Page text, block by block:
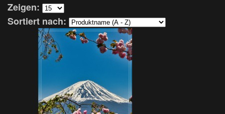
Zeigen:
Sortiert nach: